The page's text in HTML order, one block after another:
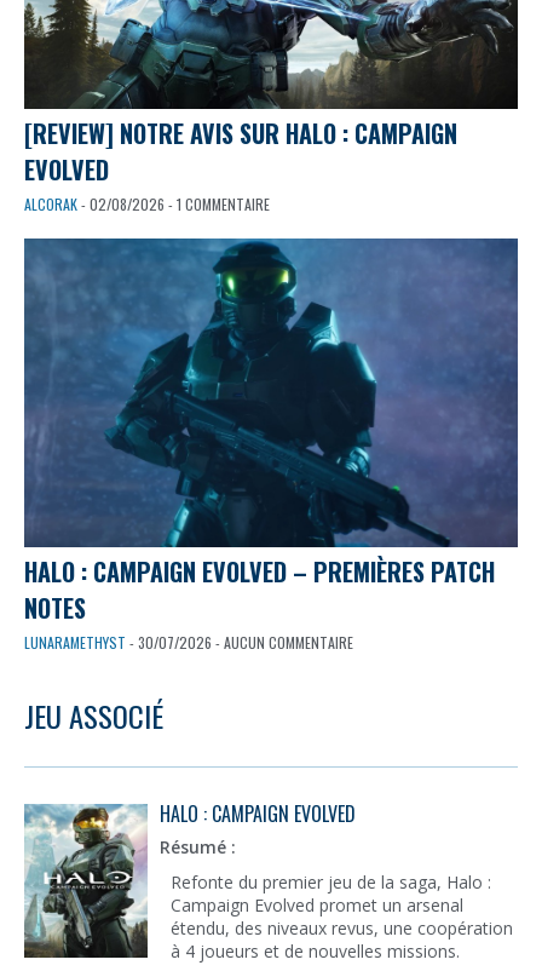
[REVIEW] NOTRE AVIS SUR HALO : CAMPAIGN
EVOLVED
ALCORAK- 02/08/2026 - 1 COMMENTAIRE
HALO : CAMPAIGN EVOLVED – PREMIÈRES PATCH
NOTES
LUNARAMETHYST - 30/07/2026 - AUCUN COMMENTAIRE
JEU ASSOCIÉ
HALO : CAMPAIGN EVOLVED
Résumé :
Refonte du premier jeu de la saga, Halo :
Campaign Evolved promet un arsenal
étendu, des niveaux revus, une coopération
à 4 joueurs et de nouvelles missions.